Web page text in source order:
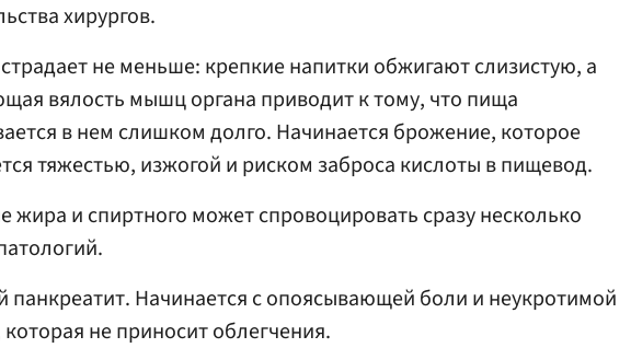
хирургов.
не меньше: крепкие напитки обжигают слизистую, а
вялость мышц органа приводит к тому, что пища
в нем слишком долго. Начинается брожение, которое
тяжестью, изжогой и риском заброса кислоты в пищевод.
жира и спиртного может спровоцировать сразу несколько
панкреатит. Начинается с опоясывающей боли и неукротимой
не приносит облегчения.